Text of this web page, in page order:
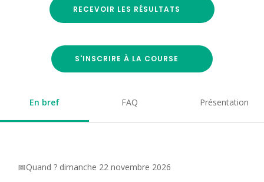
RECEVOIR LES RÉSULTATS
S'INSCRIRE À LA COURSE
En bref FAQ Présentation
📅Quand ? dimanche 22 novembre 2026